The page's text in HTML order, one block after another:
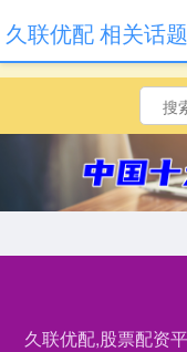
久联优配,股票配资
久联优配 相关话题